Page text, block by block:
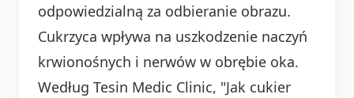
odpowiedzialną za odbieranie obrazu.
Cukrzyca wpływa na uszkodzenie naczyń
krwionośnych i nerwów w obrębie oka.
Według Tesin Medic Clinic, "Jak cukier